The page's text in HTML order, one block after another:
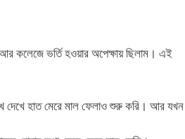
কলেজে ভর্তি হওয়ার অপেক্ষায় ছিলাম। এই
দেখে হাত মেরে মাল ফেলাও শুরু করি। আর যখন